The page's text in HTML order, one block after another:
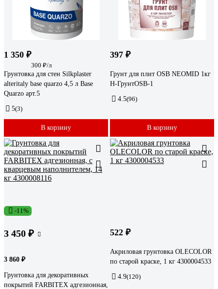
1 350 ₽
300 ₽/л
Грунтовка для стен Silkplaster
alteritaly base quarzo 4,5 л Base
Quarzo арт.5
5(3)
В корзину
397 ₽
Грунт для плит OSB NEOMID 1кг
Н-ГрунтOSB-1
4.5(96)
В корзину
-11%
3 450 ₽
3 860 ₽
Грунтовка для декоративных
покрытий FARBITEX адгезионная,
522 ₽
Акриловая грунтовка OLECOLOR
по старой краске, 1 кг 4300004533
4.9(120)